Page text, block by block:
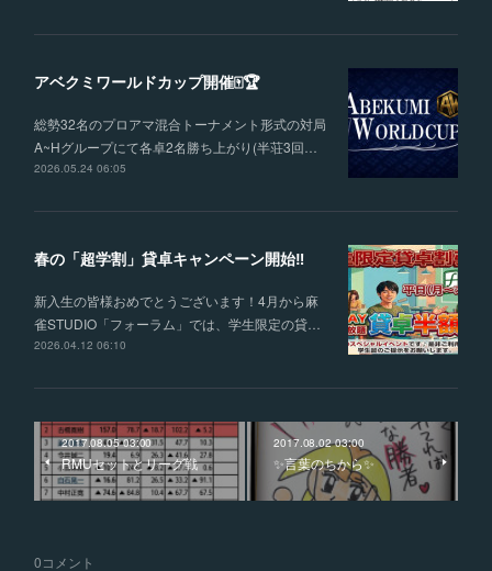
アベクミワールドカップ開催🀄🏆
総勢32名のプロアマ混合トーナメント形式の対局
A~Hグループにて各卓2名勝ち上がり(半荘3回…
2026.05.24 06:05
春の「超学割」貸卓キャンペーン開始‼
新入生の皆様おめでとうございます！4月から麻
雀STUDIO「フォーラム」では、学生限定の貸…
2026.04.12 06:10
2017.08.05 03:00
RMUセットとリーグ戦
2017.08.02 03:00
✨言葉のちから✨
0コメント